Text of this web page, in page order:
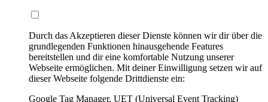
Durch das Akzeptieren dieser Dienste können wir dir über die
grundlegenden Funktionen hinausgehende Features
bereitstellen und dir eine komfortable Nutzung unserer
Webseite ermöglichen. Mit deiner Einwilligung setzen wir auf
dieser Webseite folgende Drittdienste ein:
Google Tag Manager, UET (Universal Event Tracking)